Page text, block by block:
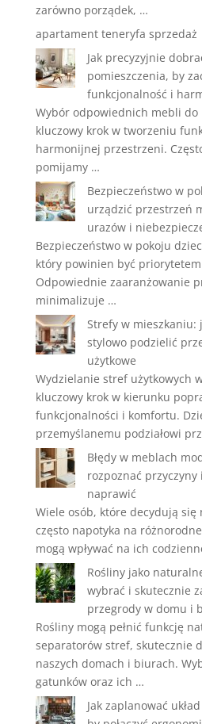
zarówno porządek, …
apartament teneryfa sprzedaż
Jak precyzyjnie
pomieszczenia, by
funkcjonalność i
Wybór odpowiednich mebli do
kluczowy krok w tworzeniu
harmonijnej przestrzeni.
pomijamy …
Bezpieczeństwo w
urządzić przestrzeń
urazów i
Bezpieczeństwo w pokoju
który powinien być
Odpowiednie zaaranżowanie
minimalizuje …
Strefy w mieszkaniu:
stylowo podzielić
użytkowe
Wydzielanie stref użytkowych
kluczowy krok w kierunku
funkcjonalności i komfortu.
przemyślanemu podziałowi
Błędy w meblach
rozpoznać przyczyny
naprawić
Wiele osób, które decydują się
często napotyka na
mogą wpływać na ich
Rośliny jako
wybrać i skutecznie
przegrody w domu i
Rośliny mogą pełnić funkcję
separatorów stref, skutecznie
naszych domach i biurach.
gatunków oraz ich …
Jak zaplanować